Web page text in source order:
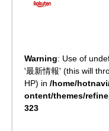
Warning: Use of
'最新情報' (this will
HP) in /home/
ontent/themes/
323